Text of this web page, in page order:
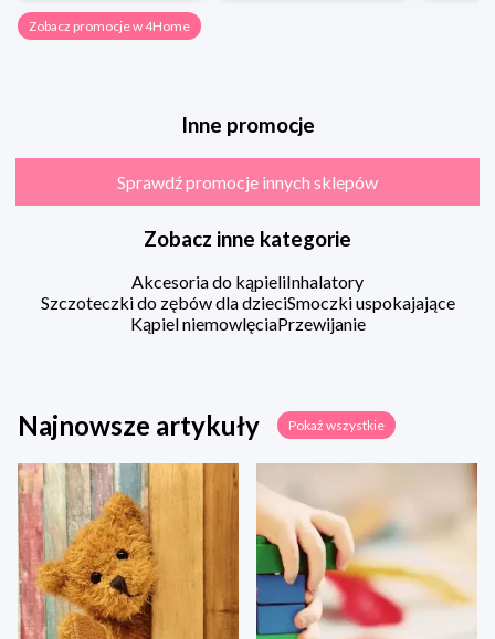
Zobacz promocje w 4Home
Inne promocje
Sprawdź promocje innych sklepów
Zobacz inne kategorie
Akcesoria do kąpieliInhalatory
Szczoteczki do zębów dla dzieciSmoczki uspokajające
Kąpiel niemowlęciaPrzewijanie
Najnowsze artykuły Pokaż wszystkie